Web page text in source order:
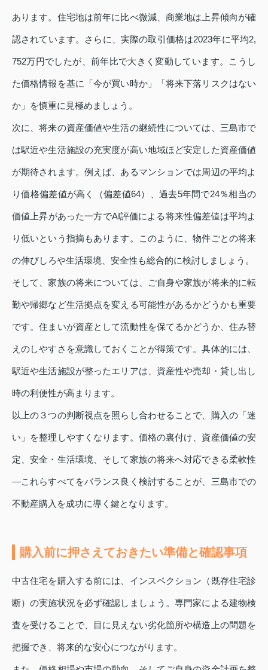
あります。住宅地は前年に比べ微減、商業地は上昇傾向が確
認されています。さらに、実際の取引価格は2023年に平均2,
752万円でしたが、前年比で大きく変動しています。こうし
た価格情報を基に「今が買い時か」「将来下落リスクはない
か」を慎重に見極めましょう。
次に、将来の資産価値や生活の継続性については、三島市で
は駅近や生活施設の充実度が高い地域ほど安定した資産価値
が期待されます。例えば、あるマンションでは周辺の平均よ
り価格偏差値が高く（偏差値64）、過去5年間で24％相当の
価値上昇があった一方でAI評価による将来性偏差値は平均よ
り低いという指摘もあります。このように、物件ごとの将来
の伸びしろや生活環境、安全性も総合的に検討しましょう。
そして、家族の将来については、ご自身や家族が将来的に転
勤や帰郷など生活拠点を変える可能性があるかどうかも重要
です。住まいが資産として流動性を保てるかどうか、住み替
えのしやすさを意識しておくことが得策です。具体的には、
駅近や生活施設が整ったエリアは、資産性や売却・貸し出し
時の利便性が高まります。
以上の３つの判断視点を照らし合わせることで、購入の「迷
い」を整理しやすくなります。価格の裏付け、資産価値の安
定、安全・生活環境、そして家族の将来へ対応できる柔軟性
―これらすべてをバランス良く検討することが、三島市での
不動産購入を成功に導く鍵となります。
購入前に押さえておきたい準備と確認事項
中古住宅を購入する前には、インスペクション（既存住宅診
断）の実施状況を必ず確認しましょう。専門家による建物検
査を受けることで、目に見えない劣化箇所や構造上の問題を
把握でき、将来的な安心につながります。